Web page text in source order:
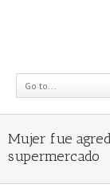
Go to...
Mujer fue
supermercado